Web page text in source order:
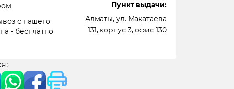
с нашего
- бесплатно
Пункт выдачи:
Алматы, ул. Макатаева
131, корпус 3, офис 130